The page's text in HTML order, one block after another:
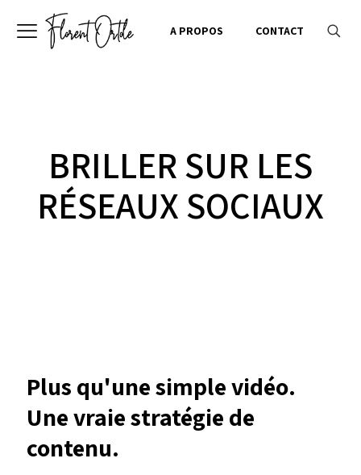
A PROPOS CONTACT
BRILLER SUR LES
RÉSEAUX SOCIAUX
Plus qu'une simple vidéo.
Une vraie stratégie de
contenu.